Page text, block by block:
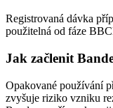
Registrovaná dávka
použitelná od fáze
Jak začlenit
Opakované používání
zvyšuje riziko vzniku